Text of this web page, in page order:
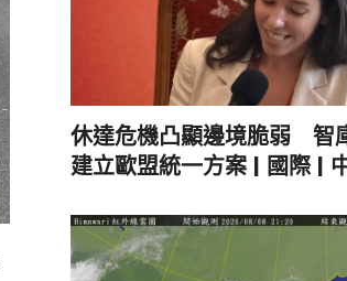
休達危機凸顯邊境脆弱 智
建立歐盟統一方案 | 國際 |